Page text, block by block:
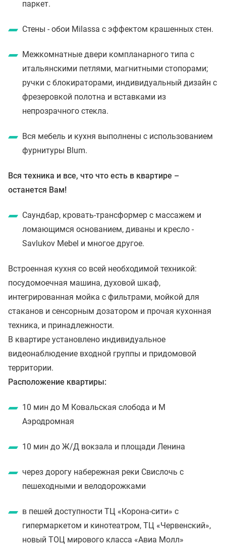
паркет.
Стены - обои Milassa с эффектом крашенных стен.
Межкомнатные двери компланарного типа с
итальянскими петлями, магнитными стопорами;
ручки с блокираторами, индивидуальный дизайн с
фрезеровкой полотна и вставками из
непрозрачного стекла.
Вся мебель и кухня выполнены с использованием
фурнитуры Blum.
Вся техника и все, что что есть в квартире –
останется Вам!
Саундбар, кровать-трансформер с массажем и
ломающимся основанием, диваны и кресло -
Savlukov Mebel и многое другое.
Встроенная кухня со всей необходимой техникой:
посудомоечная машина, духовой шкаф,
интегрированная мойка с фильтрами, мойкой для
стаканов и сенсорным дозатором и прочая кухонная
техника, и принадлежности.
В квартире установлено индивидуальное
видеонаблюдение входной группы и придомовой
территории.
Расположение квартиры:
10 мин до М Ковальская слобода и М
Аэродромная
10 мин до Ж/Д вокзала и площади Ленина
через дорогу набережная реки Свислочь с
пешеходными и велодорожками
в пешей доступности ТЦ «Корона-сити» с
гипермаркетом и кинотеатром, ТЦ «Червенский»,
новый ТОЦ мирового класса «Авиа Молл»